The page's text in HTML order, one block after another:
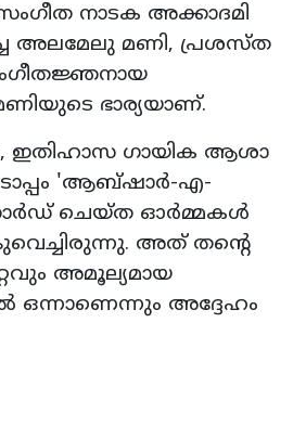
നാടക അക്കാദമി
അലമേലു മണി, പ്രശസ്ത
ഭാര്യയാണ്.
ഇതിഹാസ ഗായിക ആശാ
'ആബ്ഷാർ-എ-
ചെയ്ത ഓർമ്മകൾ
അത് തൻ്റെ
അമൂല്യമായ
അദ്ദേഹം